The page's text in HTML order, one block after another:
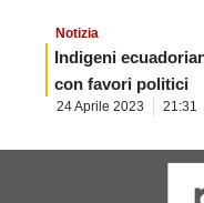
Notizia
Indigeni
con favori politici
24 Aprile 2023 21:31